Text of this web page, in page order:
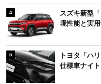
4
スズキ新型
境性能と実
5
トヨタ「ハ
仕様車ナイ